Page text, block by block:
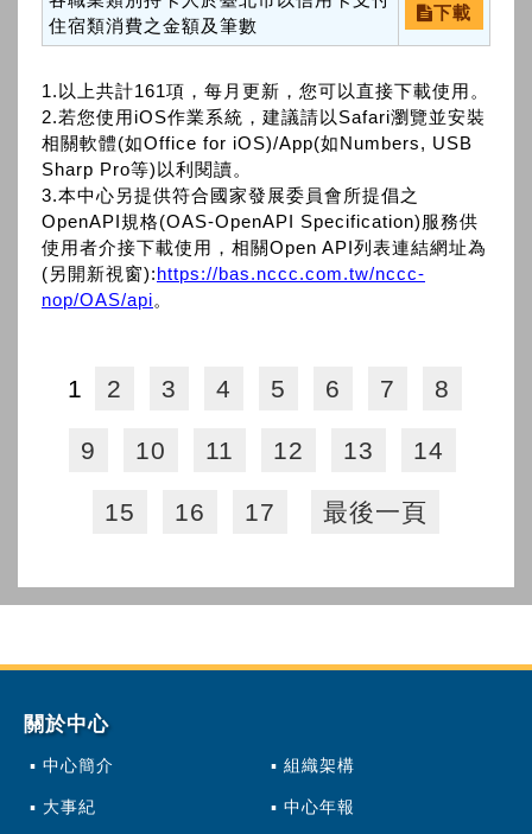
住宿類消費之金額及筆數
下載
1.以上共計161項，每月更新，您可以直接下載使用。
2.若您使用iOS作業系統，建議請以Safari瀏覽並安裝
相關軟體(如Office for iOS)/App(如Numbers, USB
Sharp Pro等)以利閱讀。
3.本中心另提供符合國家發展委員會所提倡之
OpenAPI規格(OAS-OpenAPI Specification)服務供
使用者介接下載使用，相關Open API列表連結網址為
(另開新視窗):https://bas.nccc.com.tw/nccc-
nop/OAS/api。
1 2 3 4 5 6 7 8
9 10 11 12 13 14
15 16 17 最後一頁
關於中心
中心簡介 組織架構
大事紀 中心年報